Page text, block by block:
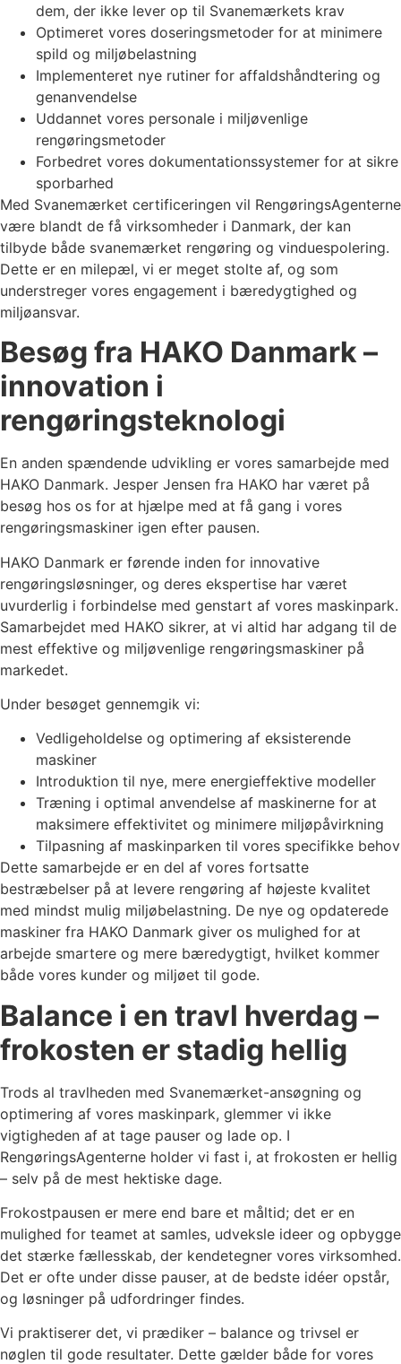
dem, der ikke lever op til Svanemærkets krav
Optimeret vores doseringsmetoder for at minimere
spild og miljøbelastning
Implementeret nye rutiner for affaldshåndtering og
genanvendelse
Uddannet vores personale i miljøvenlige
rengøringsmetoder
Forbedret vores dokumentationssystemer for at sikre
sporbarhed
Med Svanemærket certificeringen vil RengøringsAgenterne
være blandt de få virksomheder i Danmark, der kan
tilbyde både svanemærket rengøring og vinduespolering.
Dette er en milepæl, vi er meget stolte af, og som
understreger vores engagement i bæredygtighed og
miljøansvar.
Besøg fra HAKO Danmark –
innovation i
rengøringsteknologi
En anden spændende udvikling er vores samarbejde med
HAKO Danmark. Jesper Jensen fra HAKO har været på
besøg hos os for at hjælpe med at få gang i vores
rengøringsmaskiner igen efter pausen.
HAKO Danmark er førende inden for innovative
rengøringsløsninger, og deres ekspertise har været
uvurderlig i forbindelse med genstart af vores maskinpark.
Samarbejdet med HAKO sikrer, at vi altid har adgang til de
mest effektive og miljøvenlige rengøringsmaskiner på
markedet.
Under besøget gennemgik vi:
Vedligeholdelse og optimering af eksisterende
maskiner
Introduktion til nye, mere energieffektive modeller
Træning i optimal anvendelse af maskinerne for at
maksimere effektivitet og minimere miljøpåvirkning
Tilpasning af maskinparken til vores specifikke behov
Dette samarbejde er en del af vores fortsatte
bestræbelser på at levere rengøring af højeste kvalitet
med mindst mulig miljøbelastning. De nye og opdaterede
maskiner fra HAKO Danmark giver os mulighed for at
arbejde smartere og mere bæredygtigt, hvilket kommer
både vores kunder og miljøet til gode.
Balance i en travl hverdag –
frokosten er stadig hellig
Trods al travlheden med Svanemærket-ansøgning og
optimering af vores maskinpark, glemmer vi ikke
vigtigheden af at tage pauser og lade op. I
RengøringsAgenterne holder vi fast i, at frokosten er hellig
– selv på de mest hektiske dage.
Frokostpausen er mere end bare et måltid; det er en
mulighed for teamet at samles, udveksle ideer og opbygge
det stærke fællesskab, der kendetegner vores virksomhed.
Det er ofte under disse pauser, at de bedste idéer opstår,
og løsninger på udfordringer findes.
Vi praktiserer det, vi prædiker – balance og trivsel er
nøglen til gode resultater. Dette gælder både for vores